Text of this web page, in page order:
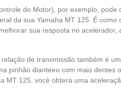
do Motor), por exemplo, pode
da sua Yamaha MT 125. É como
sua resposta no acelerador,
de transmissão também é
pinhão dianteiro com mais dentes
MT 125, você obterá uma